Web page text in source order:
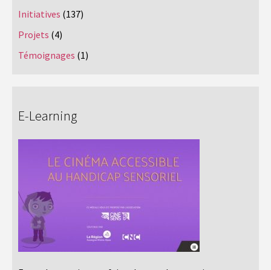
Initiatives (137)
Projets (4)
Témoignages (1)
E-Learning